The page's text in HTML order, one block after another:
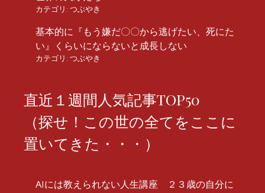
カテゴリ: つぶやき
基本的に『もう嫌だ〇〇から逃げたい、死にた
い』くらいにならないと成長しない
カテゴリ: つぶやき
直近１週間人気記事TOP50
（探せ！この世の全てをここに
置いてきた・・・）
AIには教えられない人生講座 ２３歳の自分に